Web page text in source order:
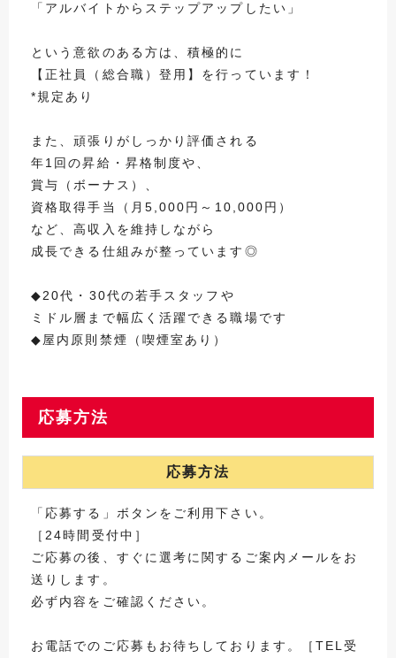
「アルバイトからステップアップしたい」
という意欲のある方は、積極的に
【正社員（総合職）登用】を行っています！
*規定あり
また、頑張りがしっかり評価される
年1回の昇給・昇格制度や、
賞与（ボーナス）、
資格取得手当（月5,000円～10,000円）
など、高収入を維持しながら
成長できる仕組みが整っています◎
◆20代・30代の若手スタッフや
ミドル層まで幅広く活躍できる職場です
◆屋内原則禁煙（喫煙室あり）
応募方法
応募方法
「応募する」ボタンをご利用下さい。
［24時間受付中］
ご応募の後、すぐに選考に関するご案内メールをお
送りします。
必ず内容をご確認ください。
お電話でのご応募もお待ちしております。［TEL受